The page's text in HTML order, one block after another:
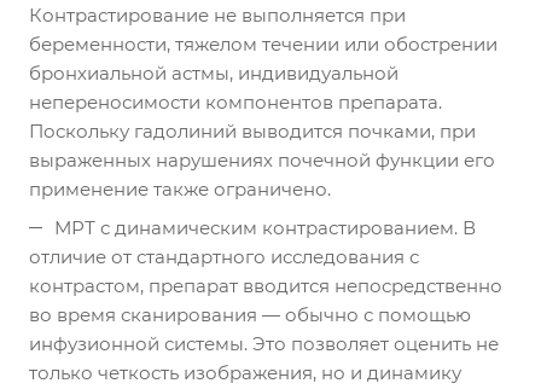
Контрастирование не выполняется при
беременности, тяжелом течении или обострении
бронхиальной астмы, индивидуальной
непереносимости компонентов препарата.
Поскольку гадолиний выводится почками, при
выраженных нарушениях почечной функции его
применение также ограничено.
МРТ с динамическим контрастированием. В
отличие от стандартного исследования с
контрастом, препарат вводится непосредственно
во время сканирования — обычно с помощью
инфузионной системы. Это позволяет оценить не
только четкость изображения, но и динамику